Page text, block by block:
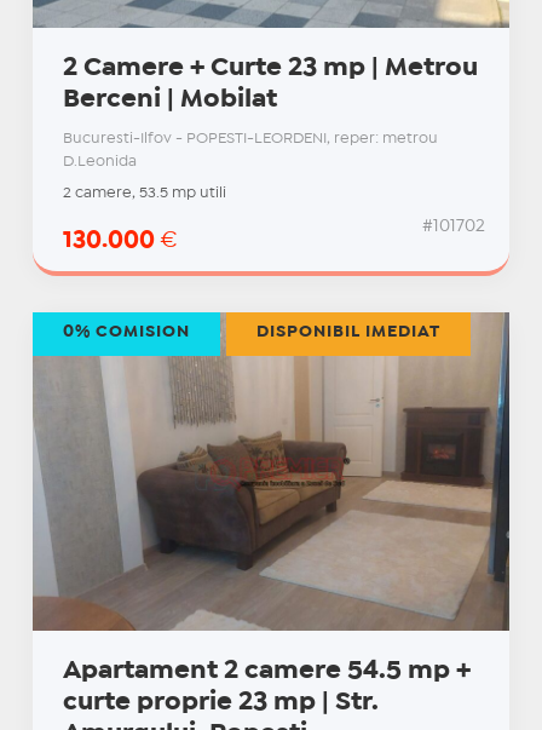
2 Camere + Curte 23 mp | Metrou
Berceni | Mobilat
Bucuresti-Ilfov - POPESTI-LEORDENI, reper: metrou
D.Leonida
2 camere, 53.5 mp utili
130.000 €
#101702
Apartament 2 camere 54.5 mp +
curte proprie 23 mp | Str.
0% COMISION DISPONIBIL IMEDIAT